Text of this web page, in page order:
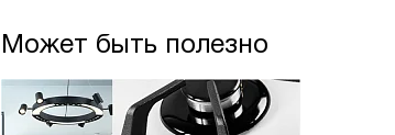
Может быть полезно